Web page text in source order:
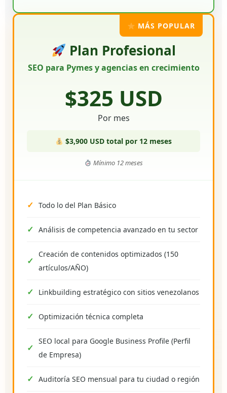
MÁS POPULAR
Plan Profesional
SEO para Pymes y agencias en crecimiento
$325 USD
Por mes
$3,900 USD total por 12 meses
Mínimo 12 meses
Todo lo del Plan Básico
Análisis de competencia avanzado en tu sector
Creación de contenidos optimizados (150
artículos/AÑO)
Linkbuilding estratégico con sitios venezolanos
Optimización técnica completa
SEO local para Google Business Profile (Perfil
de Empresa)
Auditoría SEO mensual para tu ciudad o región